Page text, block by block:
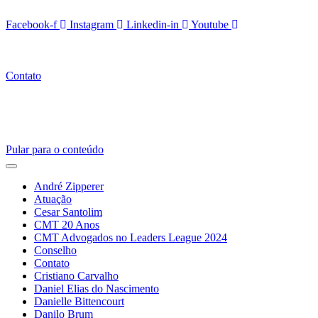
Facebook-f Instagram Linkedin-in Youtube
Contato
Pular para o conteúdo
Menu
navegaçãoAndré Zipperer
Atuação
Cesar Santolim
CMT 20 Anos
CMT Advogados no Leaders League 2024
Conselho
Contato
Cristiano Carvalho
Daniel Elias do Nascimento
Danielle Bittencourt
Danilo Brum